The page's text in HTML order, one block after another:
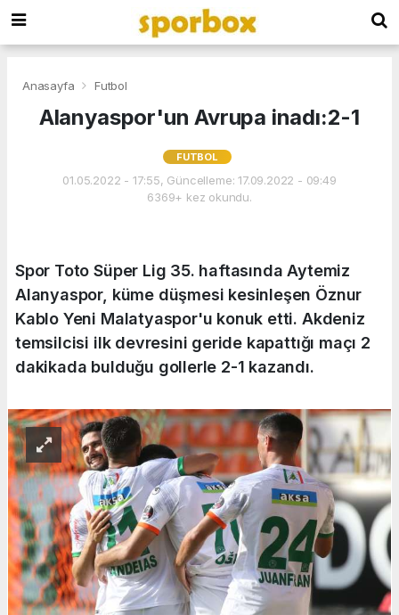
Anasayfa Futbol
Alanyaspor'un Avrupa inadı:2-1
FUTBOL
01.05.2022 - 17:55, Güncelleme: 17.09.2022 - 09:49
6369+ kez okundu.
Spor Toto Süper Lig 35. haftasında Aytemiz
Alanyaspor, küme düşmesi kesinleşen Öznur
Kablo Yeni Malatyaspor'u konuk etti. Akdeniz
temsilcisi ilk devresini geride kapattığı maçı 2
dakikada bulduğu gollerle 2-1 kazandı.